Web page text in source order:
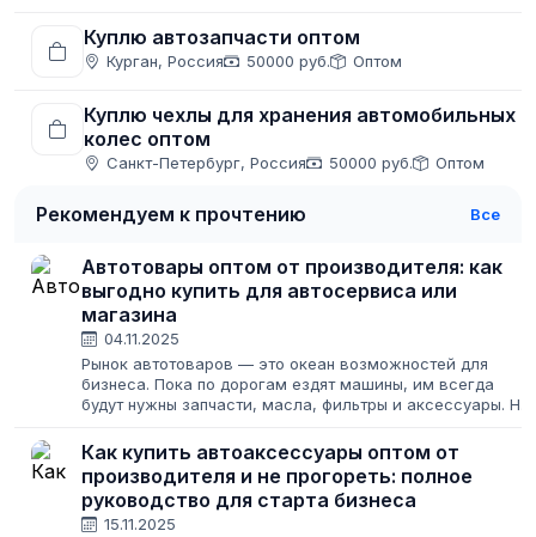
Куплю автозапчасти оптом
Курган, Россия 50000 руб. Оптом
Куплю чехлы для хранения автомобильных
колес оптом
Санкт-Петербург, Россия 50000 руб. Оптом
Рекомендуем к прочтению Все
Автотовары оптом от производителя: как
выгодно купить для автосервиса или
магазина
04.11.2025
Рынок автотоваров — это океан возможностей для
бизнеса. Пока по дорогам ездят машины, им всегда
будут нужны запчасти, масла, фильтры и аксессуары. Но
недобросовестные поставщики и риск...
Как купить автоаксессуары оптом от
производителя и не прогореть: полное
руководство для старта бизнеса
15.11.2025